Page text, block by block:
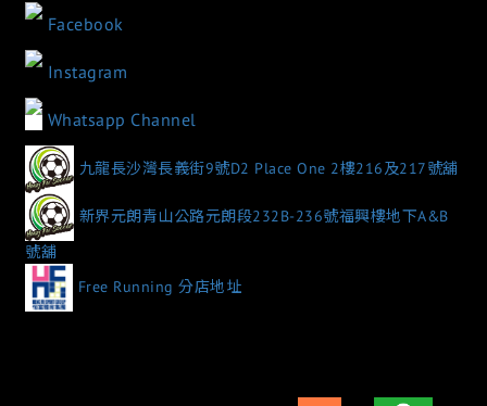
Facebook
Instagram
Whatsapp Channel
九龍長沙灣長義街9號D2 Place One 2樓216及217號舖
新界元朗青山公路元朗段232B-236號福興樓地下A&B
號舖
Free Running 分店地址